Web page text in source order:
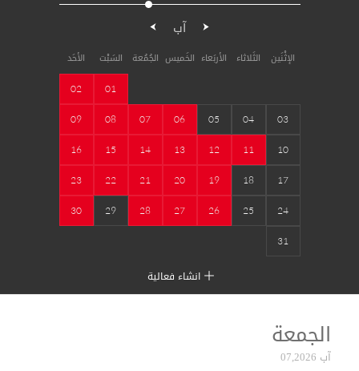
آب
الإثْنَين الثَلاثاء الأربَعاء الخَميس الجُمُعة السَبْت الأحَد
01
02
03
04
05
06
07
08
09
10
11
12
13
14
15
16
17
18
19
20
21
22
23
24
25
26
27
28
29
30
31
انشاء فعالية
الجمعة
آب 07,2026